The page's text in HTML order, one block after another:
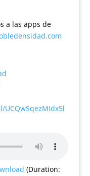
a las apps de
(Duration: